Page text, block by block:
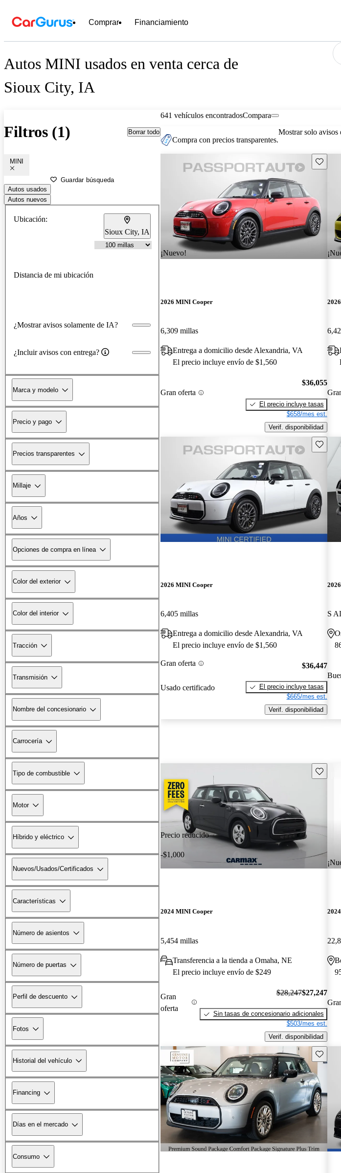
Comprar Financiamiento
Autos MINI usados en venta cerca de
Sioux City, IA
Filtros (1) Borrar todo
MINI
Guardar búsqueda
Autos usados
Autos nuevos
Ubicación:
Sioux City, IA
Distancia de mi ubicación
¿Mostrar avisos solamente de IA?
¿Incluir avisos con entrega?
Marca y modelo
Precio y pago
Precios transparentes
Millaje
Años
Opciones de compra en línea
Color del exterior
Color del interior
Tracción
Transmisión
Nombre del concesionario
Carrocería
Tipo de combustible
Motor
Híbrido y eléctrico
Nuevos/Usados/Certificados
Características
Número de asientos
Número de puertas
Perfil de descuento
Fotos
Historial del vehículo
Financing
Días en el mercado
Consumo
641 vehículos encontradosCompara
Compra con precios transparentes.
Mostrar solo avisos
¡Nuevo!
Guarda
2026 MINI Cooper
6,309 millas
Entrega a domicilio desde Alexandria, VA
El precio incluye envío de $1,560
Gran oferta
$36,055
El precio incluye tasas
$658/mes est.
Verif. disponibilidad
Guarda
2026 MINI Cooper
6,405 millas
Entrega a domicilio desde Alexandria, VA
El precio incluye envío de $1,560
Gran oferta
Usado certificado
$36,447
El precio incluye tasas
$665/mes est.
Verif. disponibilidad
S
Precio reducido
-$1,000
Guarda
2024 MINI Cooper
5,454 millas
Transferencia a la tienda a Omaha, NE
El precio incluye envío de $249
Gran
oferta
$28,247$27,247
Sin tasas de concesionario adicionales
$503/mes est.
Verif. disponibilidad
Guarda